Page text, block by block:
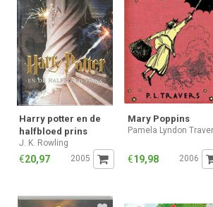
Harry potter en de
halfbloed prins
J. K. Rowling
€20,97 2005
Mary Poppins
€19,98 2006